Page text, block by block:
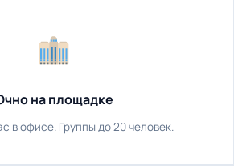
на площадке
в офисе. Группы до 20 человек.